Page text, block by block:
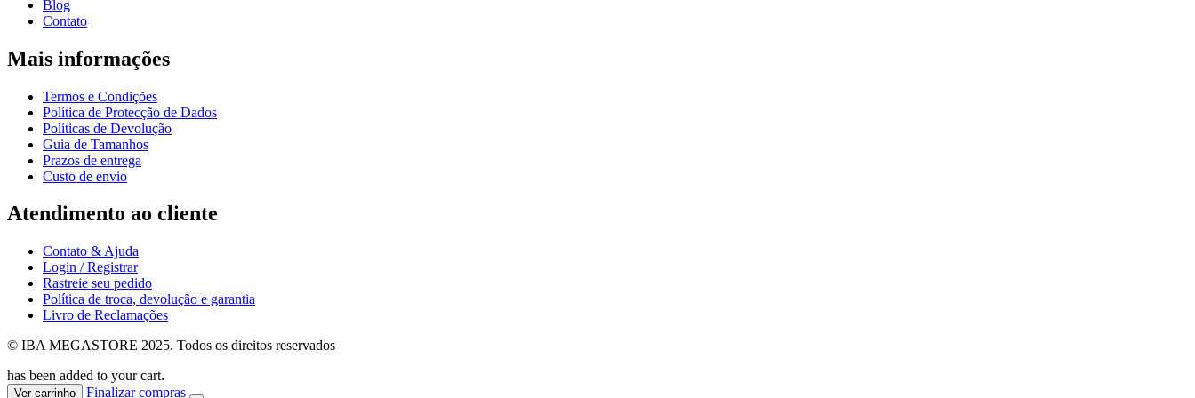
Blog
Contato
Mais informações
Termos e Condições
Política de Protecção de Dados
Políticas de Devolução
Guia de Tamanhos
Prazos de entrega
Custo de envio
Atendimento ao cliente
Contato & Ajuda
Login / Registrar
Rastreie seu pedido
Política de troca, devolução e garantia
Livro de Reclamações
© IBA MEGASTORE 2025. Todos os direitos reservados
has been added to your cart.
Ver carrinho Finalizar compras